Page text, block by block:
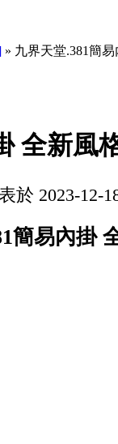
» 九界天堂.381簡
全新風
於 2023-12-
簡易內掛